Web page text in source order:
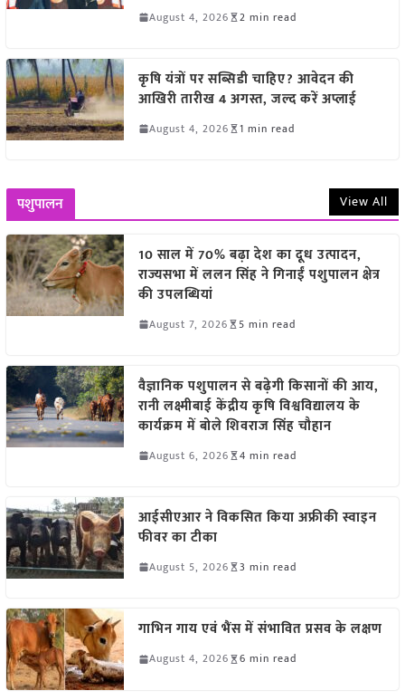
August 4, 2026 2 min read
कृषि यंत्रों पर सब्सिडी चाहिए? आवेदन की
आखिरी तारीख 4 अगस्त, जल्द करें अप्लाई
August 4, 2026 1 min read
पशुपालन View All
10 साल में 70% बढ़ा देश का दूध उत्पादन,
राज्यसभा में ललन सिंह ने गिनाईं पशुपालन क्षेत्र
की उपलब्धियां
August 7, 2026 5 min read
वैज्ञानिक पशुपालन से बढ़ेगी किसानों की आय,
रानी लक्ष्मीबाई केंद्रीय कृषि विश्वविद्यालय के
कार्यक्रम में बोले शिवराज सिंह चौहान
August 6, 2026 4 min read
आईसीएआर ने विकसित किया अफ्रीकी स्वाइन
फीवर का टीका
August 5, 2026 3 min read
गाभिन गाय एवं भैंस में संभावित प्रसव के लक्षण
August 4, 2026 6 min read